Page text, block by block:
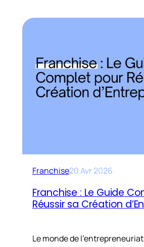
Franchise20 Avr 2026
Franchise : Le Guide
Réussir sa Création
Le monde de